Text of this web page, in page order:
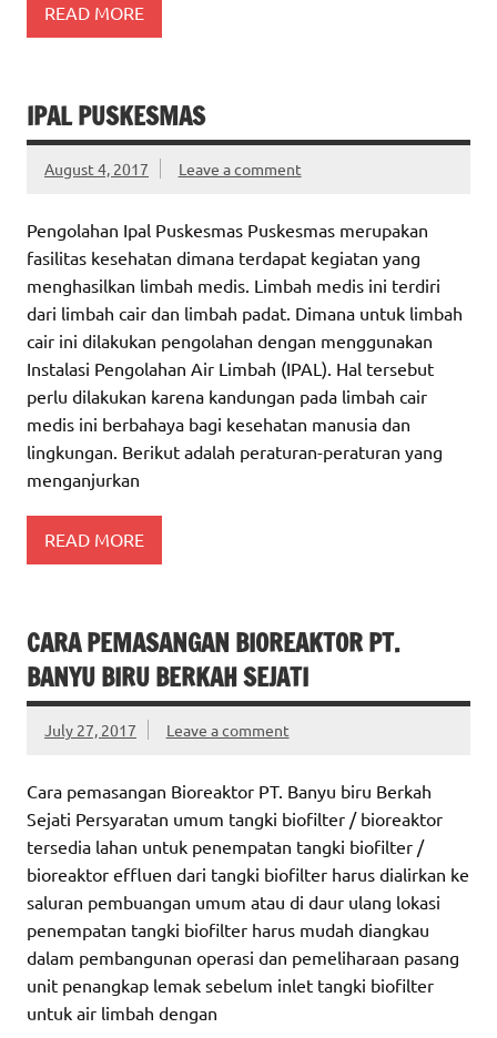
READ MORE
IPAL PUSKESMAS
August 4, 2017 Leave a comment
Pengolahan Ipal Puskesmas Puskesmas merupakan
fasilitas kesehatan dimana terdapat kegiatan yang
menghasilkan limbah medis. Limbah medis ini terdiri
dari limbah cair dan limbah padat. Dimana untuk limbah
cair ini dilakukan pengolahan dengan menggunakan
Instalasi Pengolahan Air Limbah (IPAL). Hal tersebut
perlu dilakukan karena kandungan pada limbah cair
medis ini berbahaya bagi kesehatan manusia dan
lingkungan. Berikut adalah peraturan-peraturan yang
menganjurkan
READ MORE
CARA PEMASANGAN BIOREAKTOR PT.
BANYU BIRU BERKAH SEJATI
July 27, 2017 Leave a comment
Cara pemasangan Bioreaktor PT. Banyu biru Berkah
Sejati Persyaratan umum tangki biofilter / bioreaktor
tersedia lahan untuk penempatan tangki biofilter /
bioreaktor effluen dari tangki biofilter harus dialirkan ke
saluran pembuangan umum atau di daur ulang lokasi
penempatan tangki biofilter harus mudah diangkau
dalam pembangunan operasi dan pemeliharaan pasang
unit penangkap lemak sebelum inlet tangki biofilter
untuk air limbah dengan